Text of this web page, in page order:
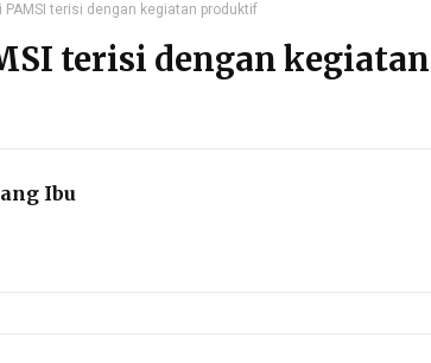
PAMSI terisi dengan kegiatan produktif
terisi dengan kegiatan
Ibu